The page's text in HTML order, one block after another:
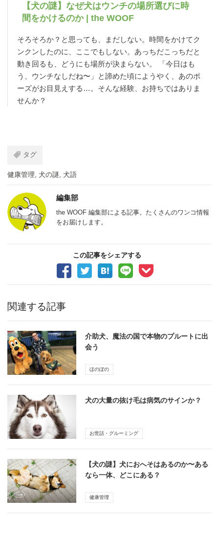
【犬の謎】なぜ犬はウンチの場所選びに時
間をかけるのか | the WOOF
そろそろか？と思っても、まだしない。時間をかけてク
ンクンしたのに、ここでもしない。あっちだこっちだと
動き回るも、どうにも場所が決まらない。 「今日はも
う、ウンチなしだね〜」と諦めた頃にようやく、あのポ
ーズがお目見えする…。そんな経験、お持ちではありま
せんか？
タグ
健康管理 犬の謎 犬語
編集部
the WOOF 編集部による記事。たくさんのワンコ情報
をお届けします。
この記事をシェアする
関連する記事
介助犬、魔法の国で本物のプルートに出
会う
ほのぼの
犬の大量の抜け毛は病気のサインか？
お世話・グルーミング
【犬の謎】犬におへそはあるのか〜ある
なら一体、どこにある？
健康管理